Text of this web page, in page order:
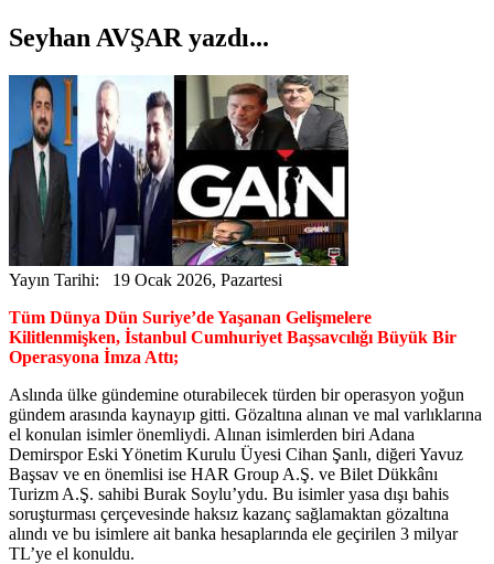
Seyhan AVŞAR yazdı...
Yayın Tarihi: 19 Ocak 2026, Pazartesi
Tüm Dünya Dün Suriye’de Yaşanan Gelişmelere
Kilitlenmişken, İstanbul Cumhuriyet Başsavcılığı Büyük Bir
Operasyona İmza Attı;
Aslında ülke gündemine oturabilecek türden bir operasyon yoğun
gündem arasında kaynayıp gitti. Gözaltına alınan ve mal varlıklarına
el konulan isimler önemliydi. Alınan isimlerden biri Adana
Demirspor Eski Yönetim Kurulu Üyesi Cihan Şanlı, diğeri Yavuz
Başsav ve en önemlisi ise HAR Group A.Ş. ve Bilet Dükkânı
Turizm A.Ş. sahibi Burak Soylu’ydu. Bu isimler yasa dışı bahis
soruşturması çerçevesinde haksız kazanç sağlamaktan gözaltına
alındı ve bu isimlere ait banka hesaplarında ele geçirilen 3 milyar
TL’ye el konuldu.